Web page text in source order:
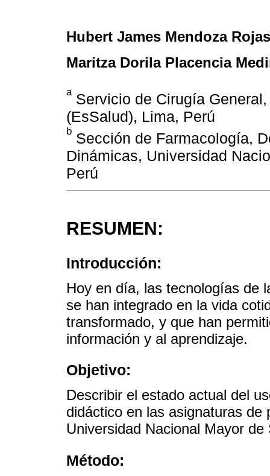
Hubert James Mendoza Rojas
Maritza Dorila Placencia
aServicio de Cirugía
(EsSalud), Lima, Perú
b Sección de Farmacología,
Dinámicas, Universidad
Perú
RESUMEN:
Introducción:
Hoy en día, las tecnologías de
se han integrado en la vida
transformado, y que han
información y al aprendizaje.
Objetivo:
Describir el estado actual del
didáctico en las asignaturas de
Universidad Nacional Mayor
Método: